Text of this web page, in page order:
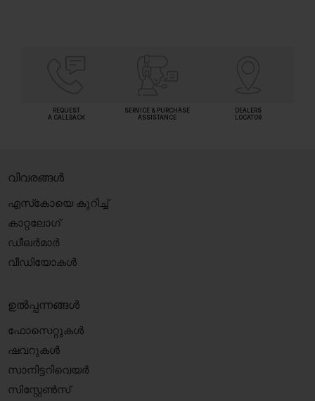
REQUEST
A CALLBACK
SERVICE & PURCHASE
ASSISTANCE
DEALERS
LOCATOR
വിവരങ്ങൾ
എസ്‍കോയെ കുറിച്ച്
കാറ്റലോഗ്
ഡീലർമാർ
വീഡിയോകൾ
ഉൽപ്പന്നങ്ങൾ
ഫോസെറ്റുകൾ
ഷവറുകൾ
സാനിട്ടറിവെയർ
സിസ്റ്റേൺസ്